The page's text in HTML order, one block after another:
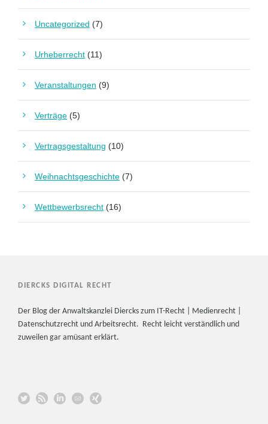
Uncategorized (7)
Urheberrecht (11)
Veranstaltungen (9)
Verträge (5)
Vertragsgestaltung (10)
Weihnachtsgeschichte (7)
Wettbewerbsrecht (16)
DIERCKS DIGITAL RECHT
Der Blog der Anwaltskanzlei Diercks zum IT-Recht | Medienrecht |
Datenschutzrecht und Arbeitsrecht. Recht leicht verständlich und
zuweilen gar amüsant erklärt.